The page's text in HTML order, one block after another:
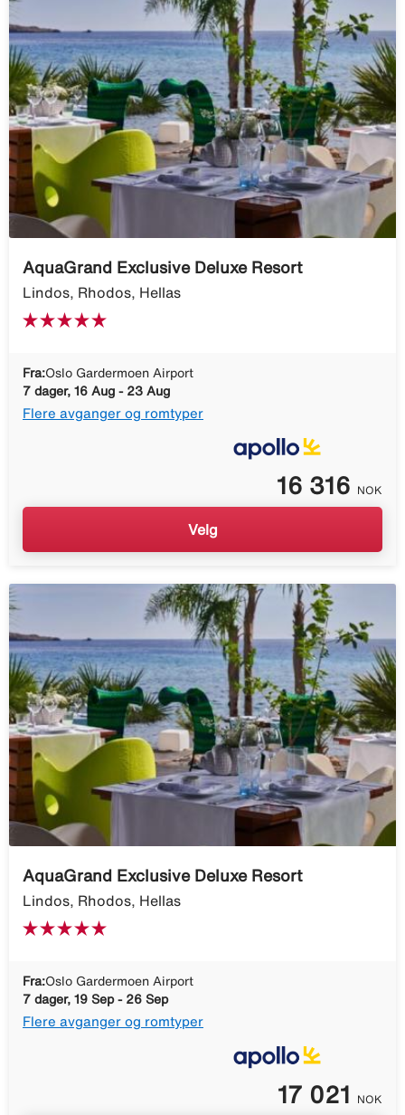
AquaGrand Exclusive Deluxe Resort
Lindos, Rhodos, Hellas
Fra:Oslo Gardermoen Airport
7 dager, 16 Aug - 23 Aug
Flere avganger og romtyper
16 316 NOK
Velg
AquaGrand Exclusive Deluxe Resort
Lindos, Rhodos, Hellas
Fra:Oslo Gardermoen Airport
7 dager, 19 Sep - 26 Sep
Flere avganger og romtyper
17 021 NOK